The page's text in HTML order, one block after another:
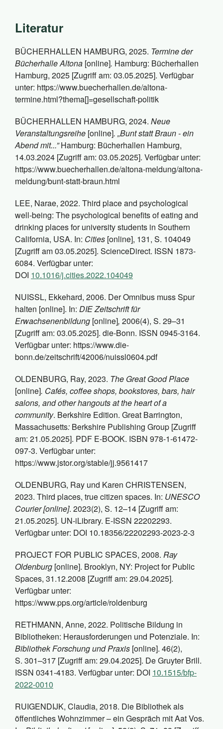
Literatur
BÜCHERHALLEN HAMBURG, 2025. Termine der
Bücherhalle Altona [online]. Hamburg: Bücherhallen
Hamburg, 2025 [Zugriff am: 03.05.2025]. Verfügbar
unter: https://www.buecherhallen.de/altona-
termine.html?thema[]=gesellschaft-politik
BÜCHERHALLEN HAMBURG, 2024. Neue
Veranstaltungsreihe [online]. „Bunt statt Braun - ein
Abend mit...”Hamburg: Bücherhallen Hamburg,
14.03.2024 [Zugriff am: 03.05.2025]. Verfügbar unter:
https://www.buecherhallen.de/altona-meldung/altona-
meldung/bunt-statt-braun.html
LEE, Narae, 2022. Third place and psychological
well-being: The psychological benefits of eating and
drinking places for university students in Southern
California, USA. In: Cities [online], 131, S. 104049
[Zugriff am 03.05.2025]. ScienceDirect. ISSN 1873-
6084. Verfügbar unter:
DOI 10.1016/j.cities.2022.104049
NUISSL, Ekkehard, 2006. Der Omnibus muss Spur
halten [online]. In: DIE Zeitschrift für
Erwachsenenbildung [online], 2006(4), S. 29–31
[Zugriff am: 03.05.2025]. die-Bonn. ISSN 0945-3164.
Verfügbar unter: https://www.die-
bonn.de/zeitschrift/42006/nuissl0604.pdf
OLDENBURG, Ray, 2023. The Great Good Place
[online]. Cafés, coffee shops, bookstores, bars, hair
salons, and other hangouts at the heart of a
community. Berkshire Edition. Great Barrington,
Massachusetts: Berkshire Publishing Group [Zugriff
am: 21.05.2025]. PDF E-BOOK. ISBN 978-1-61472-
097-3. Verfügbar unter:
https://www.jstor.org/stable/jj.9561417
OLDENBURG, Ray und Karen CHRISTENSEN,
2023. Third places, true citizen spaces. In: UNESCO
Courier [online]. 2023(2), S. 12–14 [Zugriff am:
21.05.2025]. UN-iLibrary. E-ISSN 22202293.
Verfügbar unter: DOI 10.18356/22202293-2023-2-3
PROJECT FOR PUBLIC SPACES, 2008. Ray
Oldenburg [online]. Brooklyn, NY: Project for Public
Spaces, 31.12.2008 [Zugriff am: 29.04.2025].
Verfügbar unter:
https://www.pps.org/article/roldenburg
RETHMANN, Anne, 2022. Politische Bildung in
Bibliotheken: Herausforderungen und Potenziale. In:
Bibliothek Forschung und Praxis [online]. 46(2),
S. 301–317 [Zugriff am: 29.04.2025]. De Gruyter Brill.
ISSN 0341-4183. Verfügbar unter: DOI 10.1515/bfp-
2022-0010
RUIGENDIJK, Claudia, 2018. Die Bibliothek als
öffentliches Wohnzimmer – ein Gespräch mit Aat Vos.